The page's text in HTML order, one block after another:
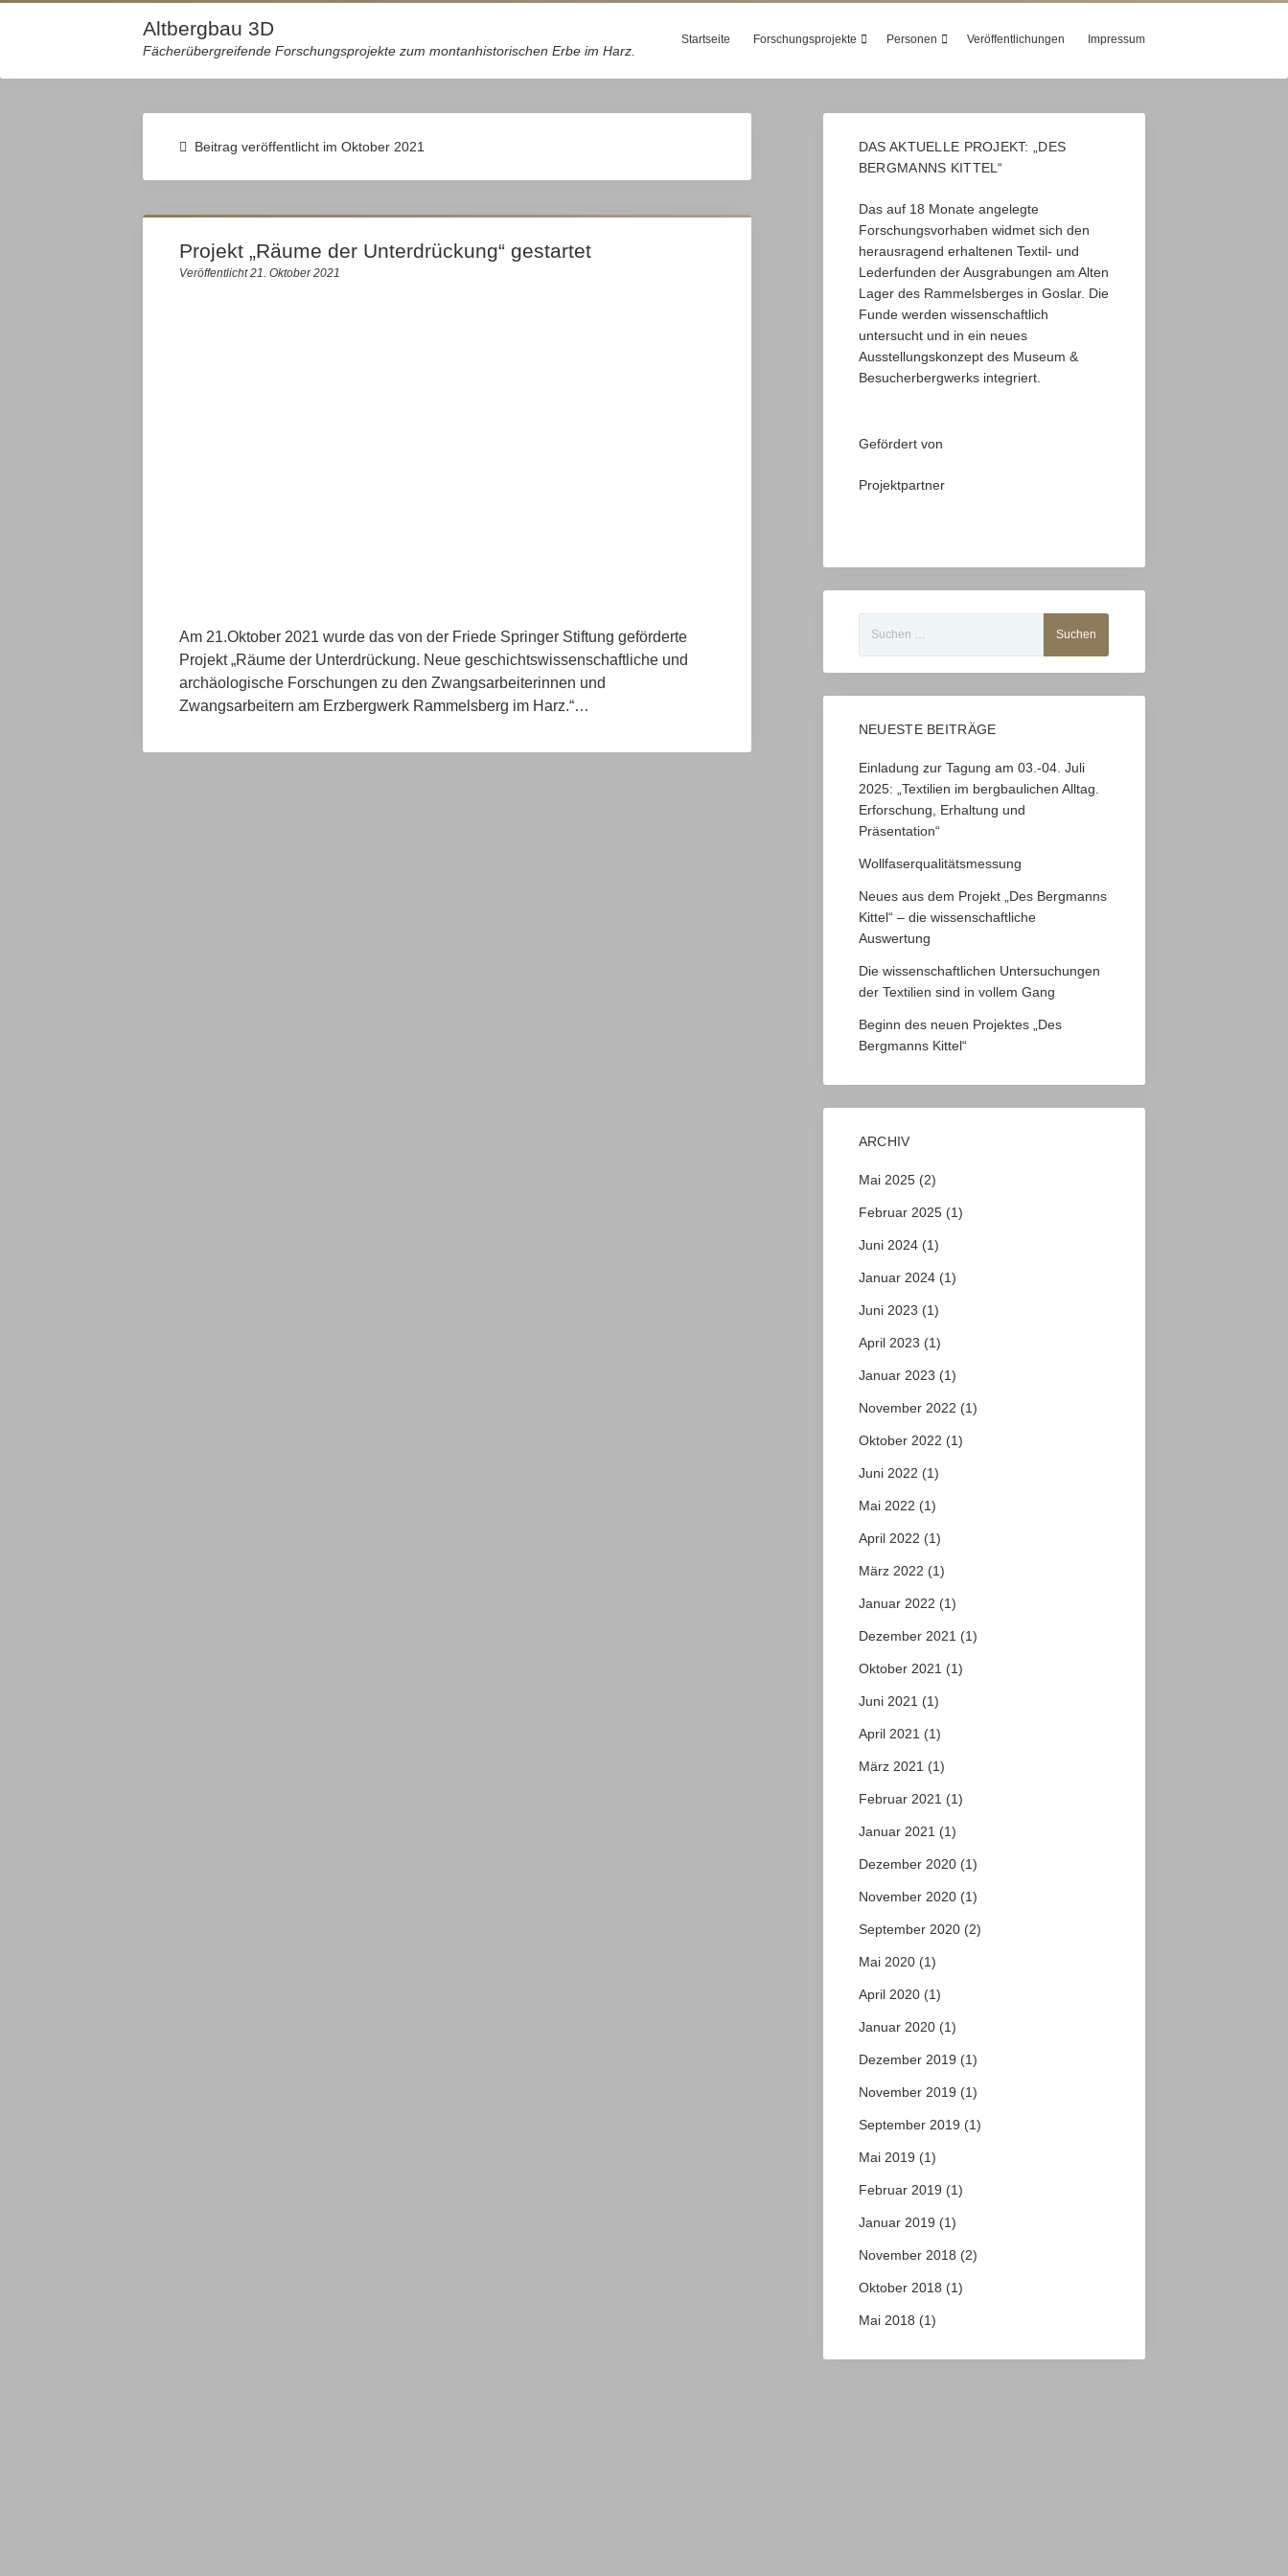
Altbergbau 3D
Fächerübergreifende Forschungsprojekte zum montanhistorischen Erbe im Harz.
Startseite Forschungsprojekte Personen Veröffentlichungen Impressum
Beitrag veröffentlicht im Oktober 2021
Projekt „Räume der Unterdrückung“ gestartet
Veröffentlicht 21. Oktober 2021
Am 21.Oktober 2021 wurde das von der Friede Springer Stiftung geförderte
Projekt „Räume der Unterdrückung. Neue geschichtswissenschaftliche und
archäologische Forschungen zu den Zwangsarbeiterinnen und
Zwangsarbeitern am Erzbergwerk Rammelsberg im Harz.“…
DAS AKTUELLE PROJEKT: „DES
BERGMANNS KITTEL“
Das auf 18 Monate angelegte
Forschungsvorhaben widmet sich den
herausragend erhaltenen Textil- und
Lederfunden der Ausgrabungen am Alten
Lager des Rammelsberges in Goslar. Die
Funde werden wissenschaftlich
untersucht und in ein neues
Ausstellungskonzept des Museum &
Besucherbergwerks integriert.
Gefördert von
Projektpartner
NEUESTE BEITRÄGE
Einladung zur Tagung am 03.-04. Juli
2025: „Textilien im bergbaulichen Alltag.
Erforschung, Erhaltung und
Präsentation“
Wollfaserqualitätsmessung
Neues aus dem Projekt „Des Bergmanns
Kittel“ – die wissenschaftliche
Auswertung
Die wissenschaftlichen Untersuchungen
der Textilien sind in vollem Gang
Beginn des neuen Projektes „Des
Bergmanns Kittel“
ARCHIV
Mai 2025(2)
Februar 2025(1)
Juni 2024(1)
Januar 2024(1)
Juni 2023 (1)
April 2023 (1)
Januar 2023 (1)
November 2022 (1)
Oktober 2022 (1)
Juni 2022 (1)
Mai 2022 (1)
April 2022 (1)
März 2022 (1)
Januar 2022 (1)
Dezember 2021 (1)
Oktober 2021 (1)
Juni 2021 (1)
April 2021 (1)
März 2021 (1)
Februar 2021 (1)
Januar 2021 (1)
Dezember 2020(1)
November 2020(1)
September 2020(2)
Mai 2020(1)
April 2020(1)
Januar 2020(1)
Dezember 2019 (1)
November 2019 (1)
September 2019 (1)
Mai 2019 (1)
Februar 2019 (1)
Januar 2019 (1)
November 2018 (2)
Oktober 2018 (1)
Mai 2018 (1)